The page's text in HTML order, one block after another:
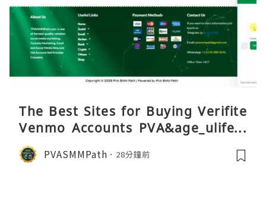
The Best Sites for Buying Verifite
Venmo Accounts PVA&age_ulifest
yle
PVASMMPath 28分鐘前